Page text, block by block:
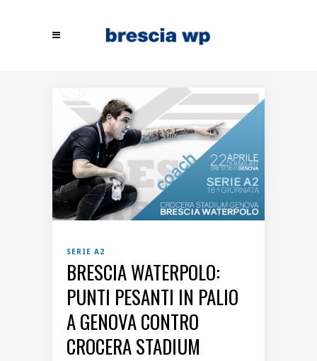
SERIE A2
BRESCIA WATERPOLO:
PUNTI PESANTI IN PALIO
A GENOVA CONTRO
CROCERA STADIUM